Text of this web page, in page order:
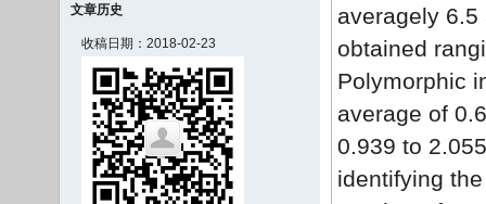
文章历史
收稿日期：2018-02-23
averagely
obtained
Polymorphic
average of
0.939 to
identifying